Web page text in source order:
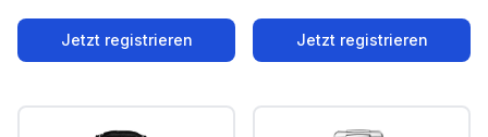
Jetzt registrieren Jetzt registrieren